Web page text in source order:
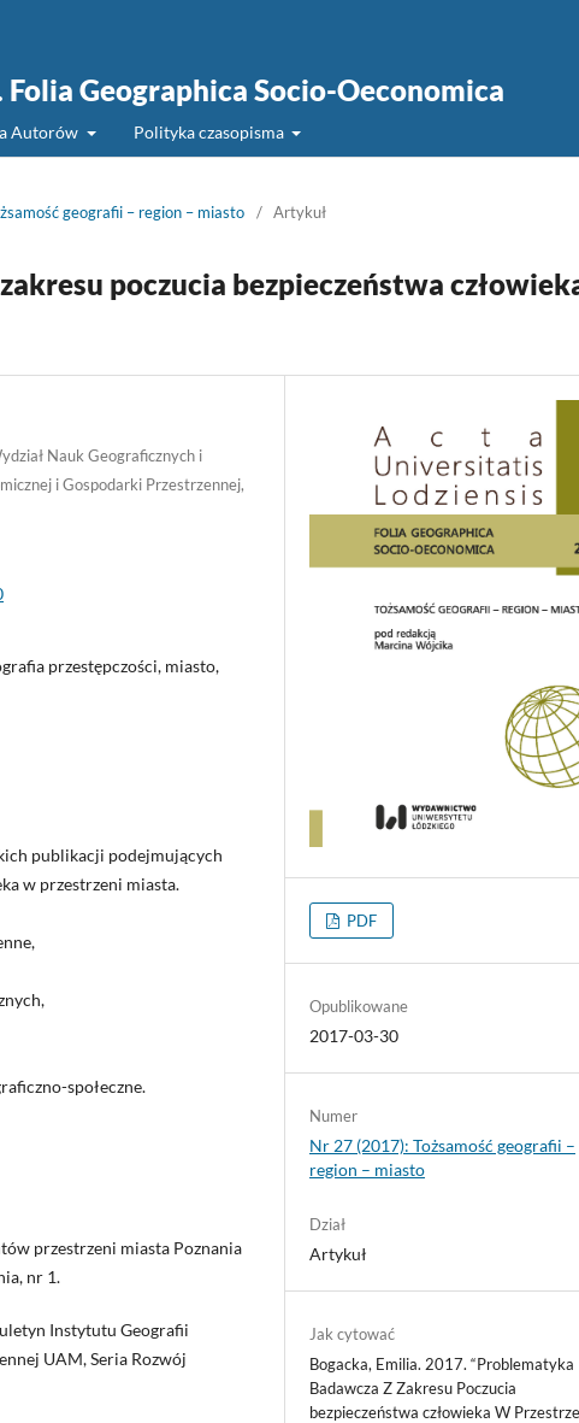
Geographica Socio-Oeconomica
Autorów Polityka czasopisma
geografii – region – miasto / Artykuł
poczucia bezpieczeństwa
Nauk Geograficznych i
i Gospodarki Przestrzennej,
przestępczości, miasto,
publikacji podejmujących
w przestrzeni miasta.
społeczne.
przestrzeni miasta Poznania
nr 1.
Instytutu Geografii
UAM, Seria Rozwój
PDF
Opublikowane
2017-03-30
Numer
Nr 27 (2017): Tożsamość geografii –
region – miasto
Dział
Artykuł
Jak cytować
Bogacka, Emilia. 2017. “Problematyka
Badawcza Z Zakresu Poczucia
bezpieczeństwa człowieka W